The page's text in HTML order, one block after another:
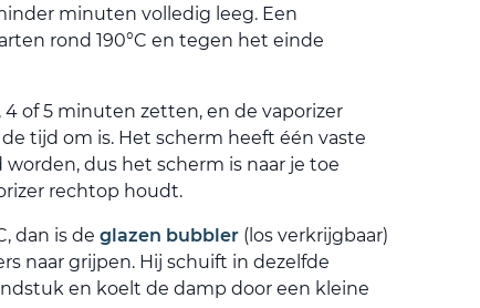
minuten volledig leeg. Een
rond 190°C en tegen het einde
4 of 5 minuten zetten, en de vaporizer
tijd om is. Het scherm heeft één vaste
dus het scherm is naar je toe
rechtop houdt.
dan is de glazen bubbler (los verkrijgbaar)
naar grijpen. Hij schuift in dezelfde
en koelt de damp door een kleine